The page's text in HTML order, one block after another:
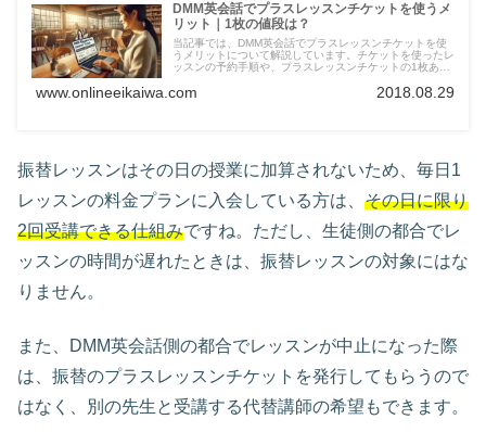
DMM英会話でプラスレッスンチケットを使うメ
リット｜1枚の値段は？
当記事では、DMM英会話でプラスレッスンチケットを使
うメリットについて解説しています。チケットを使ったレ
ッスンの予約手順や、プラスレッスンチケットの1枚あた
ンを考えている方は要チェックです。
www.onlineeikaiwa.com 2018.08.29
振替レッスンはその日の授業に加算されないため、毎日1
レッスンの料金プランに入会している方は、 その日に限り
2回受講できる仕組みですね。ただし、生徒側の都合でレ
ッスンの時間が遅れたときは、振替レッスンの対象にはな
りません。
また、DMM英会話側の都合でレッスンが中止になった際
は、振替のプラスレッスンチケットを発行してもらうので
はなく、別の先生と受講する代替講師の希望もできます。